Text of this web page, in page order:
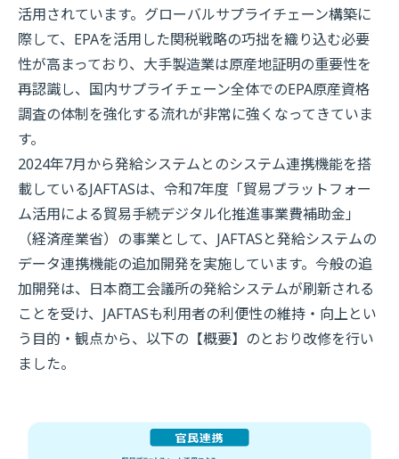
活用されています。グローバルサプライチェーン構築に
際して、EPAを活用した関税戦略の巧拙を織り込む必要
性が高まっており、大手製造業は原産地証明の重要性を
再認識し、国内サプライチェーン全体でのEPA原産資格
調査の体制を強化する流れが非常に強くなってきていま
す。
2024年7月から発給システムとのシステム連携機能を搭
載しているJAFTASは、令和7年度「貿易プラットフォー
ム活用による貿易手続デジタル化推進事業費補助金」
（経済産業省）の事業として、JAFTASと発給システムの
データ連携機能の追加開発を実施しています。今般の追
加開発は、日本商工会議所の発給システムが刷新される
ことを受け、JAFTASも利用者の利便性の維持・向上とい
う目的・観点から、以下の【概要】のとおり改修を行い
ました。